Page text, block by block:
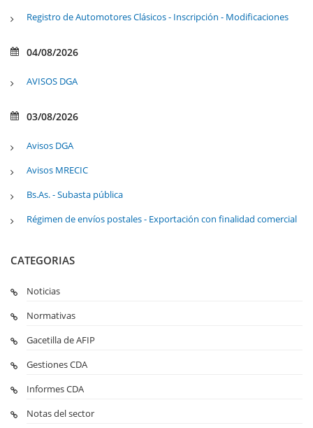
Registro de Automotores Clásicos - Inscripción - Modificaciones
04/08/2026
AVISOS DGA
03/08/2026
Avisos DGA
Avisos MRECIC
Bs.As. - Subasta pública
Régimen de envíos postales - Exportación con finalidad comercial
CATEGORIAS
Noticias
Normativas
Gacetilla de AFIP
Gestiones CDA
Informes CDA
Notas del sector